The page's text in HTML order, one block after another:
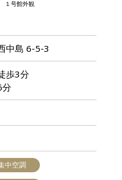
中島 6-5-3
歩3分
分
中空調